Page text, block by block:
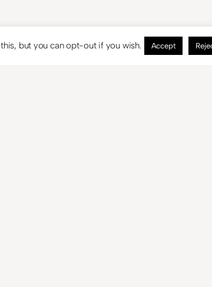
but you can opt-out if you wish. Accept